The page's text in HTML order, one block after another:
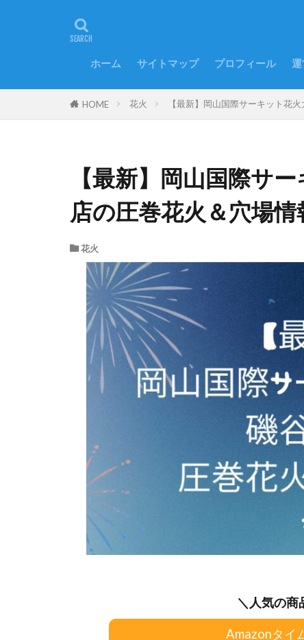
ホーム サイトマップ プロフィール 運
HOME 花火 【最新】岡山国際サーキット花
【最新】岡山国際サ
店の圧巻花火＆穴場情
花火
＼人気の商
Amazonタイ